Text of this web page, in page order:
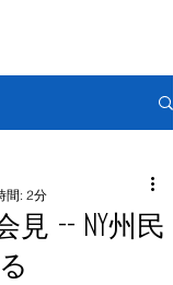
見 -- NY州民
間: 2分